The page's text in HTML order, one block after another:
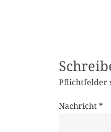
Pflichtfelder
Nachricht *